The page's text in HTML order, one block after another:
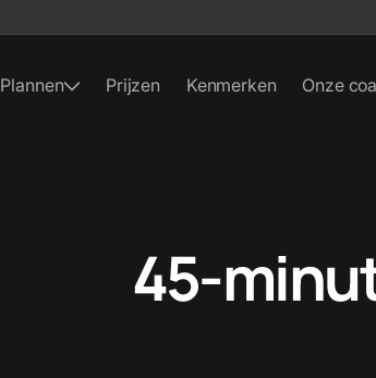
Plannen Prijzen Kenmerken Onze
45-